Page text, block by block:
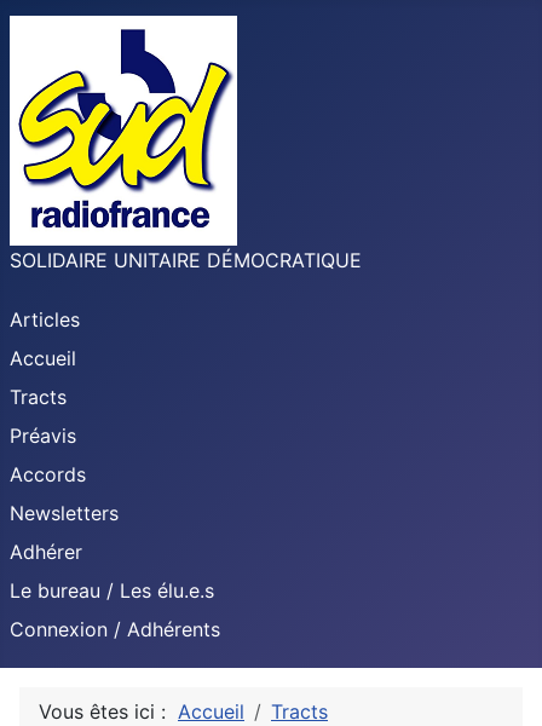
SOLIDAIRE UNITAIRE DÉMOCRATIQUE
Articles
Accueil
Tracts
Préavis
Accords
Newsletters
Adhérer
Le bureau / Les élu.e.s
Connexion / Adhérents
Vous êtes ici : Accueil
Tracts